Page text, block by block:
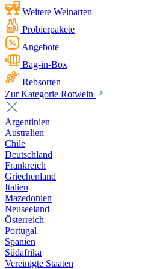
Weitere Weinarten
Probierpakete
Angebote
Bag-in-Box
Rebsorten
Zur Kategorie Rotwein
Argentinien
Australien
Chile
Deutschland
Frankreich
Griechenland
Italien
Mazedonien
Neuseeland
Österreich
Portugal
Spanien
Südafrika
Vereinigte Staaten